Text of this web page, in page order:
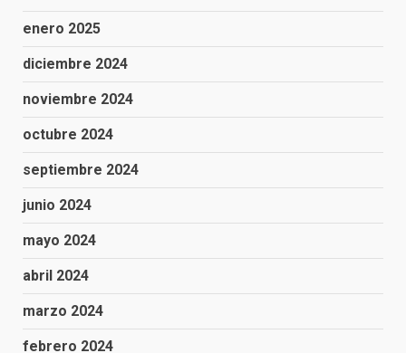
enero 2025
diciembre 2024
noviembre 2024
octubre 2024
septiembre 2024
junio 2024
mayo 2024
abril 2024
marzo 2024
febrero 2024